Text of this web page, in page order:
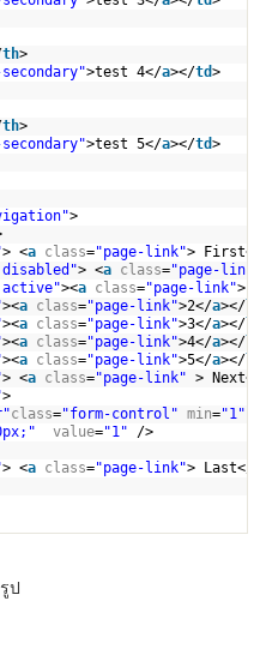
th>
>test 4</a></td>
th>
>test 5</a></td>
>
> <a class="page-link">
> <a class="page-
active"><a class="page-link"
><a class="page-link">2</a></
><a class="page-link">3</a></
><a class="page-link">4</a></
><a class="page-link">5</a></
> <a class="page-link" >
>
class="form-control" min="1"
value="1"
/>
> <a class="page-link"> Last</
ป